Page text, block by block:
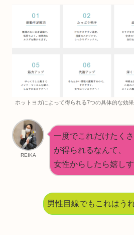
ホットヨガによって得られる7つの具体的な効果
REIKA
一度でこれだけたく
が得られるなんて、
女性からしたら嬉し
男性目線でもこれはう